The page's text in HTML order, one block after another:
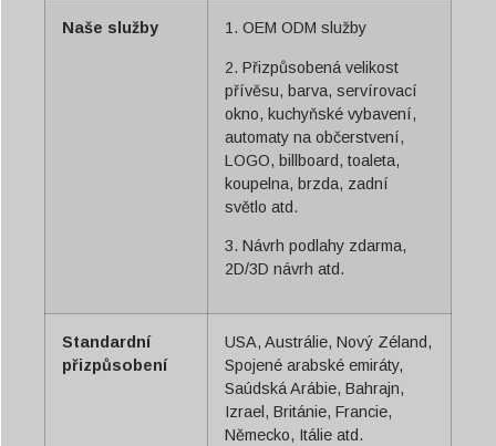
Naše služby 1. OEM ODM služby
2. Přizpůsobená velikost
přívěsu, barva, servírovací
okno, kuchyňské vybavení,
automaty na občerstvení,
LOGO, billboard, toaleta,
koupelna, brzda, zadní
světlo atd.
3. Návrh podlahy zdarma,
2D/3D návrh atd.
Standardní
přizpůsobení
USA, Austrálie, Nový Zéland,
Spojené arabské emiráty,
Saúdská Arábie, Bahrajn,
Izrael, Británie, Francie,
Německo, Itálie atd.